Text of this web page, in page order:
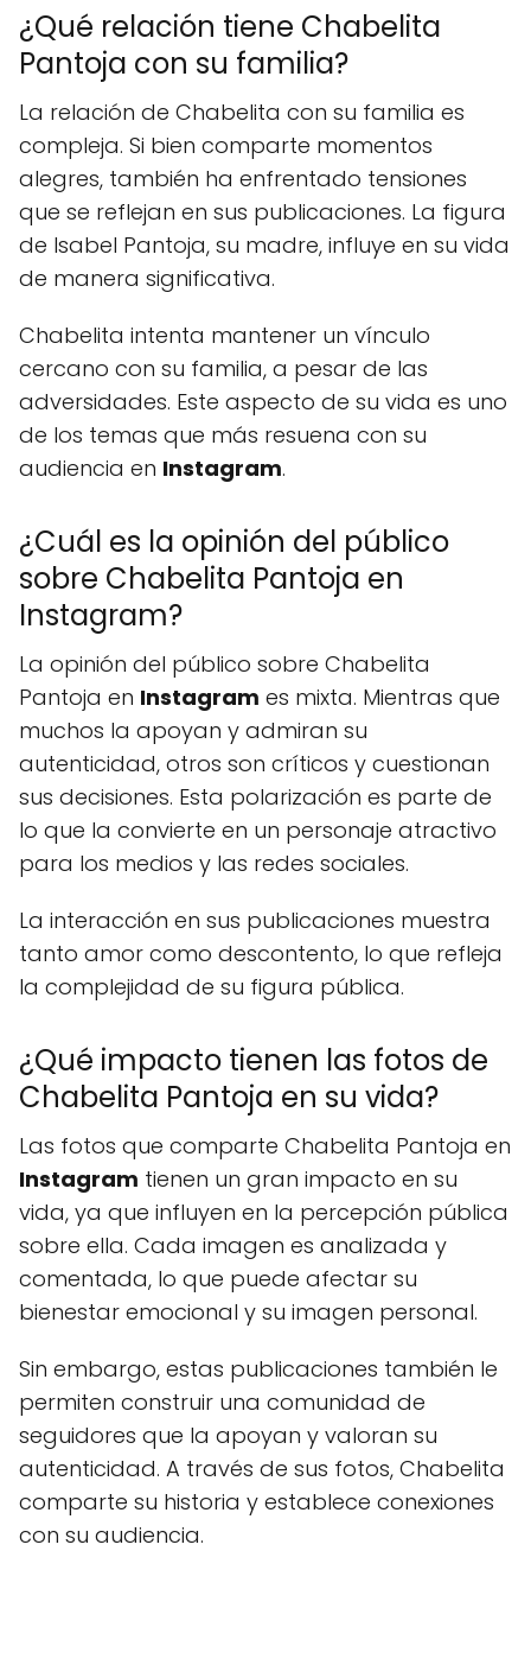
¿Qué relación tiene Chabelita
Pantoja con su familia?
La relación de Chabelita con su familia es
compleja. Si bien comparte momentos
alegres, también ha enfrentado tensiones
que se reflejan en sus publicaciones. La figura
de Isabel Pantoja, su madre, influye en su vida
de manera significativa.
Chabelita intenta mantener un vínculo
cercano con su familia, a pesar de las
adversidades. Este aspecto de su vida es uno
de los temas que más resuena con su
audiencia en Instagram.
¿Cuál es la opinión del público
sobre Chabelita Pantoja en
Instagram?
La opinión del público sobre Chabelita
Pantoja en Instagram es mixta. Mientras que
muchos la apoyan y admiran su
autenticidad, otros son críticos y cuestionan
sus decisiones. Esta polarización es parte de
lo que la convierte en un personaje atractivo
para los medios y las redes sociales.
La interacción en sus publicaciones muestra
tanto amor como descontento, lo que refleja
la complejidad de su figura pública.
¿Qué impacto tienen las fotos de
Chabelita Pantoja en su vida?
Las fotos que comparte Chabelita Pantoja en
Instagram tienen un gran impacto en su
vida, ya que influyen en la percepción pública
sobre ella. Cada imagen es analizada y
comentada, lo que puede afectar su
bienestar emocional y su imagen personal.
Sin embargo, estas publicaciones también le
permiten construir una comunidad de
seguidores que la apoyan y valoran su
autenticidad. A través de sus fotos, Chabelita
comparte su historia y establece conexiones
con su audiencia.